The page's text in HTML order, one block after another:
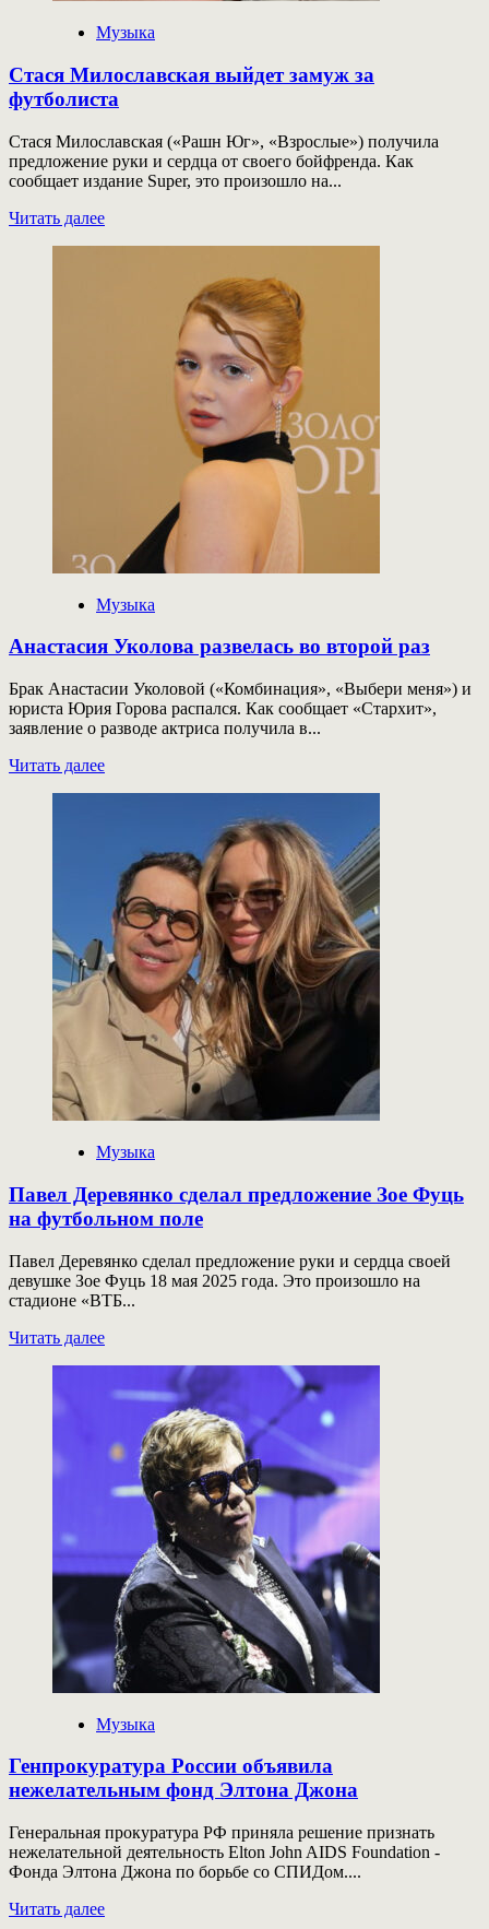
Музыка
Стася Милославская выйдет замуж за
футболиста
Стася Милославская («Рашн Юг», «Взрослые») получила
предложение руки и сердца от своего бойфренда. Как
сообщает издание Super, это произошло на...
Читать далееПрочитать
Милославская
футболиста
Музыка
Анастасия Уколова развелась во второй раз
Брак Анастасии Уколовой («Комбинация», «Выбери меня») и
юриста Юрия Горова распался. Как сообщает «Стархит»,
заявление о разводе актриса получила в...
Читать далееПрочитать
развелась
во
второй
раз
Музыка
Павел Деревянко сделал предложение Зое Фуць
на футбольном поле
Павел Деревянко сделал предложение руки и сердца своей
девушке Зое Фуць 18 мая 2025 года. Это произошло на
стадионе «ВТБ...
Читать далееПрочитать
Павел
Деревянко
сделал
предложение
Фуць
футбольном
поле
Музыка
Генпрокуратура России объявила
нежелательным фонд Элтона Джона
Генеральная прокуратура РФ приняла решение признать
нежелательной деятельность Elton John AIDS Foundation -
Фонда Элтона Джона по борьбе со СПИДом....
Читать далееПрочитать